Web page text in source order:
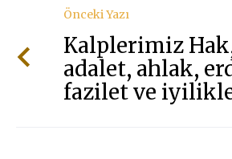
Önceki Yazı
Kalplerimiz
adalet, ahlak,
fazilet ve